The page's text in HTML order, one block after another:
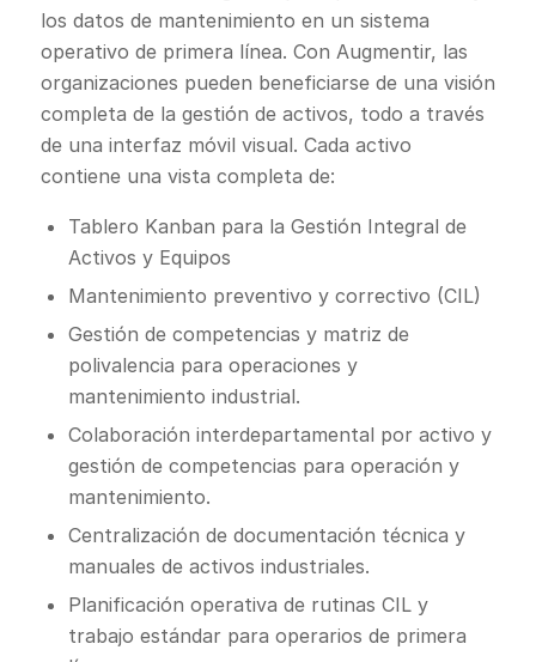
los datos de mantenimiento en un sistema
operativo de primera línea. Con Augmentir, las
organizaciones pueden beneficiarse de una visión
completa de la gestión de activos, todo a través
de una interfaz móvil visual. Cada activo
contiene una vista completa de:
Tablero Kanban para la Gestión Integral de
Activos y Equipos
Mantenimiento preventivo y correctivo (CIL)
Gestión de competencias y matriz de
polivalencia para operaciones y
mantenimiento industrial.
Colaboración interdepartamental por activo y
gestión de competencias para operación y
mantenimiento.
Centralización de documentación técnica y
manuales de activos industriales.
Planificación operativa de rutinas CIL y
trabajo estándar para operarios de primera